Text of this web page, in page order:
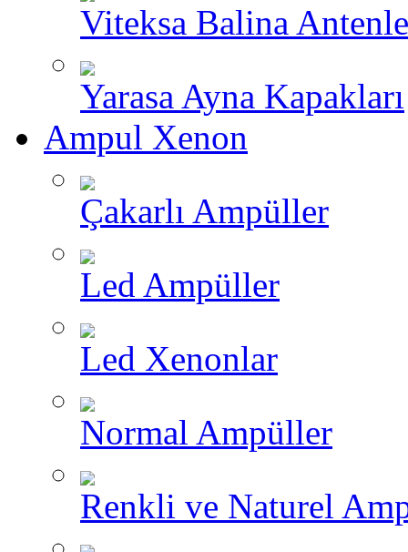
Viteksa Balina
Yarasa Ayna Kapakları
Ampul Xenon
Çakarlı Ampüller
Led Ampüller
Led Xenonlar
Normal Ampüller
Renkli ve Naturel